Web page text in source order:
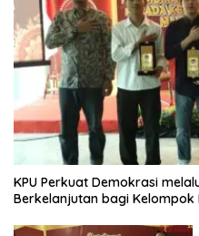
KPU Perkuat Demokrasi
Berkelanjutan bagi Kelompok